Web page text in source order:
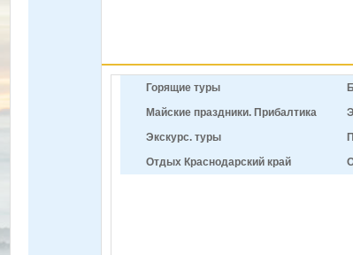
Горящие туры
Майские праздники. Прибалтика
Экскурс. туры
Отдых Краснодарский край